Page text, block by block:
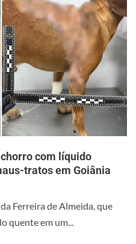
com líquido
tratos em Goiânia
Ferreira de Almeida, que
quente em um...